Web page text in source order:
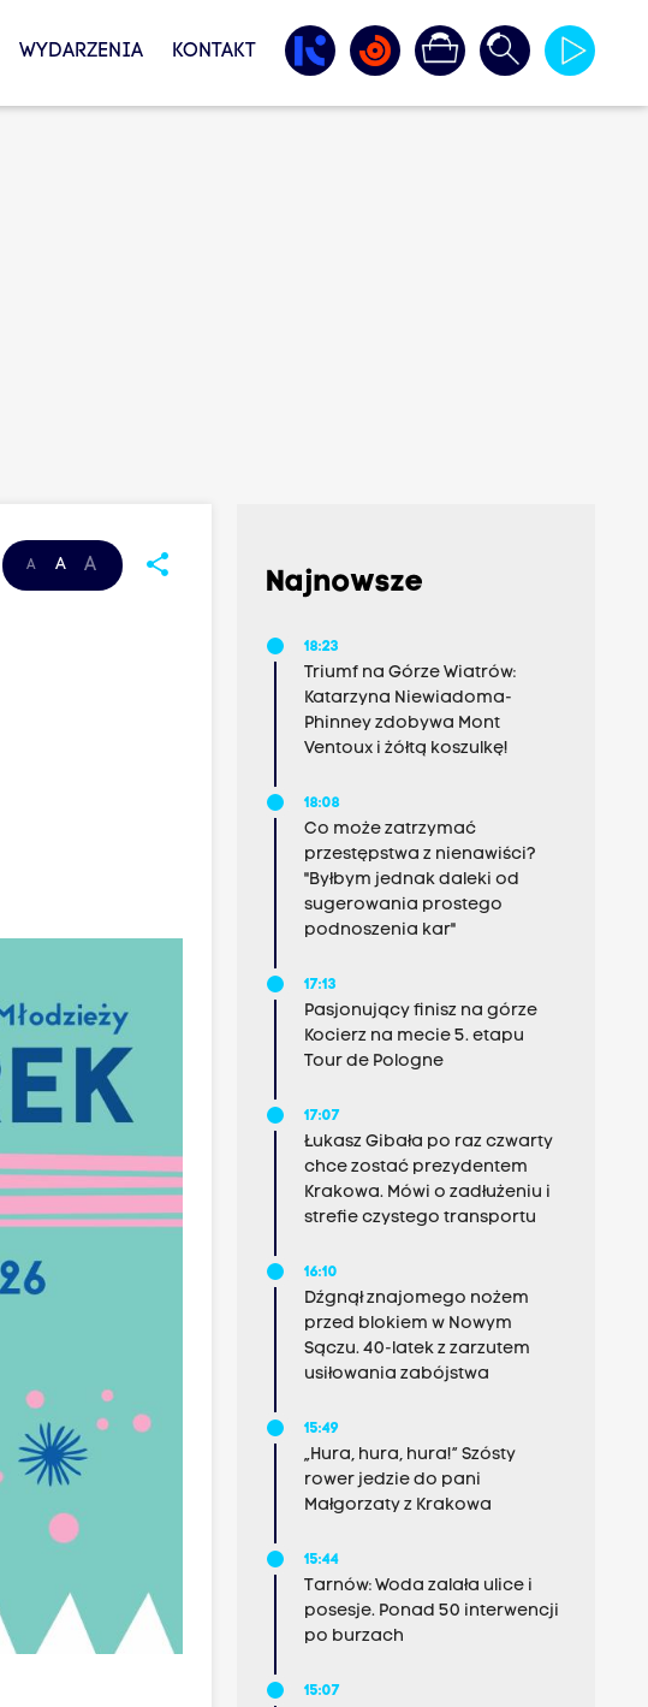
WYDARZENIA KONTAKT
A A A share
Najnowsze
18:23
Triumf na Górze Wiatrów:
Katarzyna Niewiadoma-
Phinney zdobywa Mont
Ventoux i żółtą koszulkę!
18:08
Co może zatrzymać
przestępstwa z nienawiści?
"Byłbym jednak daleki od
sugerowania prostego
podnoszenia kar"
17:13
Pasjonujący finisz na górze
Kocierz na mecie 5. etapu
Tour de Pologne
17:07
Łukasz Gibała po raz czwarty
chce zostać prezydentem
Krakowa. Mówi o zadłużeniu i
strefie czystego transportu
16:10
Dźgnął znajomego nożem
przed blokiem w Nowym
Sączu. 40-latek z zarzutem
usiłowania zabójstwa
15:49
„Hura, hura, hura!” Szósty
rower jedzie do pani
Małgorzaty z Krakowa
15:44
Tarnów: Woda zalała ulice i
posesje. Ponad 50 interwencji
po burzach
15:07